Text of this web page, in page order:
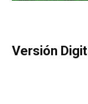
Versión